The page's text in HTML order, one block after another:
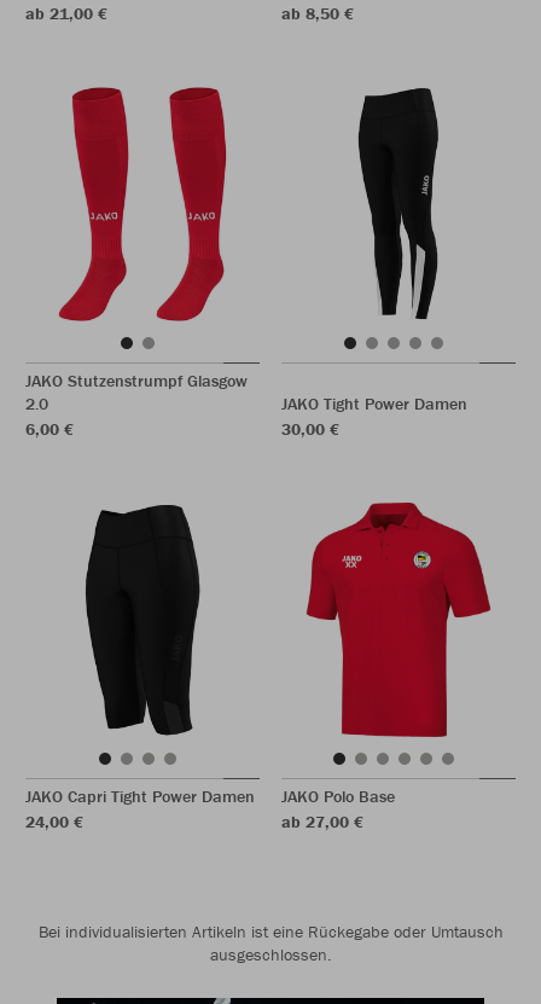
ab 21,00 €
ab 8,50 €
JAKO Stutzenstrumpf Glasgow
2.0
6,00 €
JAKO Tight Power Damen
30,00 €
JAKO Capri Tight Power Damen
24,00 €
JAKO Polo Base
ab 27,00 €
Bei individualisierten Artikeln ist eine Rückegabe oder Umtausch
ausgeschlossen.